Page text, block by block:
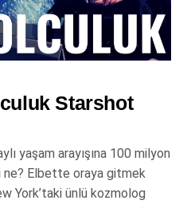
Starshot
yaşam arayışına 100 milyon
ne? Elbette oraya gitmek
York’taki ünlü kozmolog